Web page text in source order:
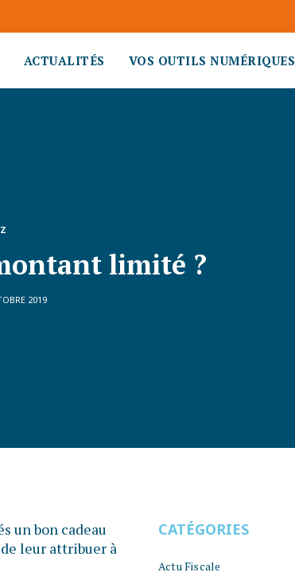
ACTUALITÉS VOS OUTILS NUMÉRIQUES
limité ?
2019
un bon cadeau
leur attribuer à
CATÉGORIES
Actu Fiscale